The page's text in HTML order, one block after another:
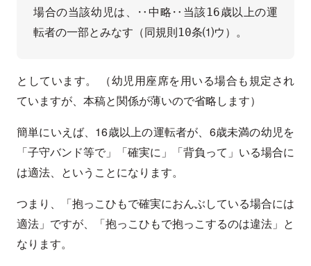
場合の当該幼児は、‥中略‥当該16歳以上の運
としています。 （幼児用座席を用いる場合も規定され
ていますが、本稿と関係が薄いので省略します）
簡単にいえば、16歳以上の運転者が、6歳未満の幼児を
「子守バンド等で」「確実に」「背負って」いる場合に
は適法、ということになります。
つまり、「抱っこひもで確実におんぶしている場合には
適法」ですが、「抱っこひもで抱っこするのは違法」と
なります。